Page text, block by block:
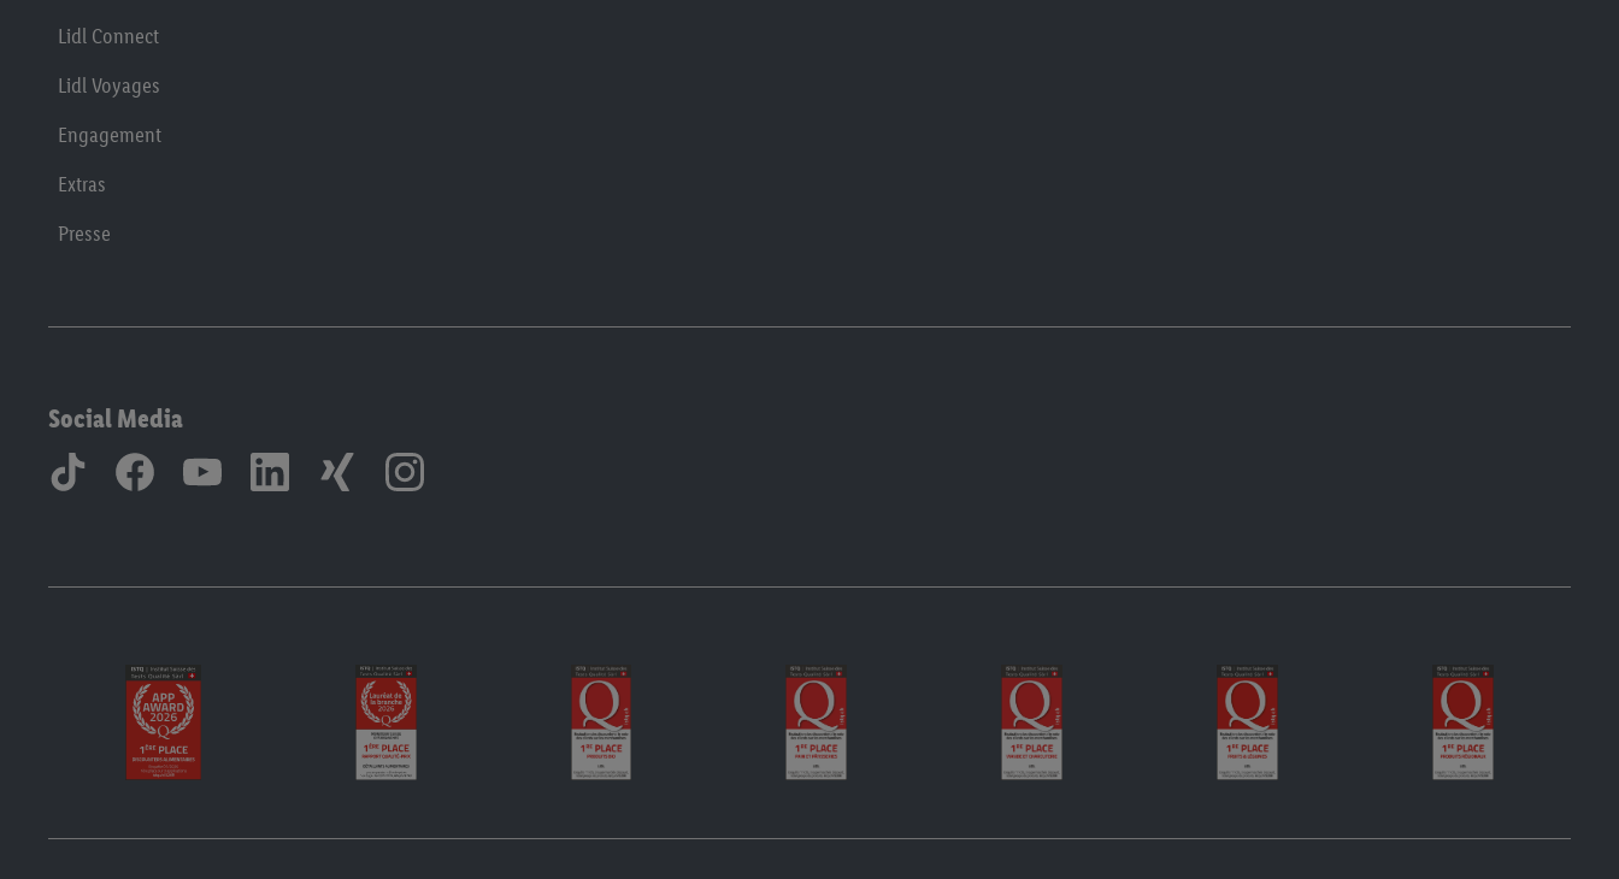
Lidl Connect
Lidl Voyages
Engagement
Extras
Presse
Social Media